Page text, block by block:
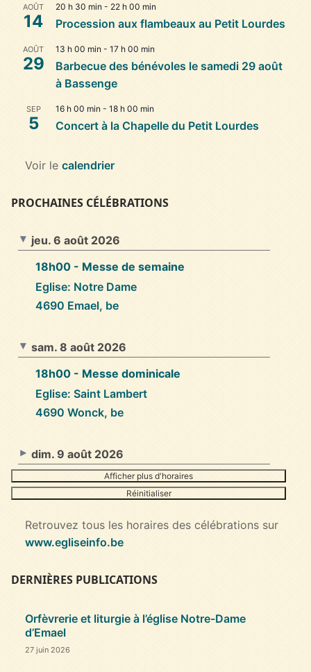
AOÛT
14
20 h 30 min - 22 h 00 min
Procession aux flambeaux au Petit Lourdes
AOÛT
29
13 h 00 min - 17 h 00 min
Barbecue des bénévoles le samedi 29 août
à Bassenge
SEP
5
16 h 00 min - 18 h 00 min
Concert à la Chapelle du Petit Lourdes
Voir le calendrier
PROCHAINES CÉLÉBRATIONS
jeu. 6 août 2026
18h00 - Messe de semaine
Eglise: Notre Dame
4690 Emael, be
sam. 8 août 2026
18h00 - Messe dominicale
Eglise: Saint Lambert
4690 Wonck, be
dim. 9 août 2026
Afficher plus d'horaires
Réinitialiser
Retrouvez tous les horaires des célébrations sur
www.egliseinfo.be
DERNIÈRES PUBLICATIONS
Orfèvrerie et liturgie à l’église Notre-Dame
d’Emael
27 juin 2026